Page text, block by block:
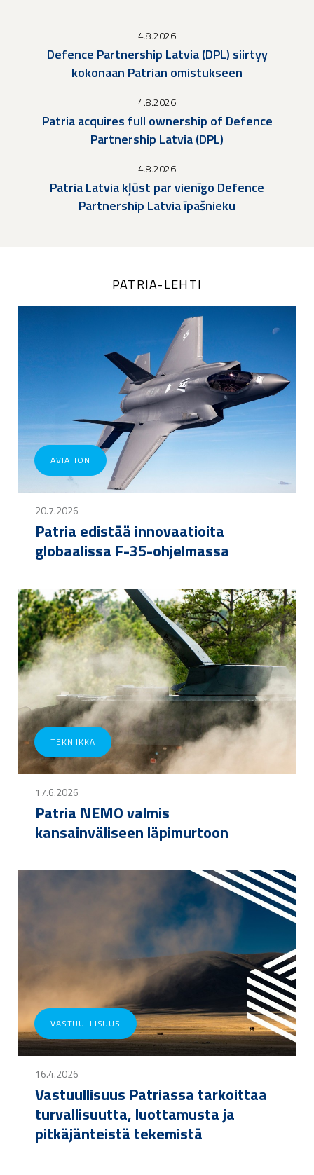
4.8.2026
Defence Partnership Latvia (DPL) siirtyy
kokonaan Patrian omistukseen
4.8.2026
Patria acquires full ownership of Defence
Partnership Latvia (DPL)
4.8.2026
Patria Latvia kļūst par vienīgo Defence
Partnership Latvia īpašnieku
PATRIA-LEHTI
AVIATION
20.7.2026
Patria edistää innovaatioita
globaalissa F-35-ohjelmassa
TEKNIIKKA
17.6.2026
Patria NEMO valmis
kansainväliseen läpimurtoon
VASTUULLISUUS
16.4.2026
Vastuullisuus Patriassa tarkoittaa
turvallisuutta, luottamusta ja
pitkäjänteistä tekemistä